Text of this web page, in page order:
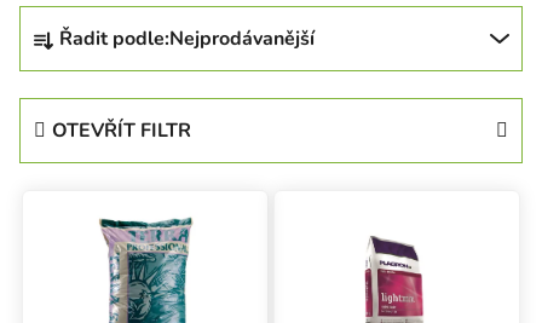
Řazení produktů
Řadit podle:Nejprodávanější
OTEVŘÍT FILTR